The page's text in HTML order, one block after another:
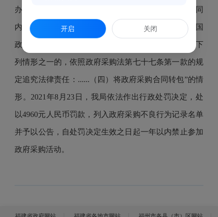
办、攀登公司签订的合同除合同金额不同外，其他合同
内容均一致。该公司的上述行为属于《中华人民共和国
政府采购法实施条例》第七十二条规定：“供应商有下
列情形之一的，依照政府采购法第七十七条第一款的规
定追究法律责任：......（四）将政府采购合同转包”的情
形。2021年8月23日，我局依法作出行政处罚决定，处
以4960元人民币罚款，列入政府采购不良行为记录名单
并予以公告，自处罚决定生效之日起一年以内禁止参加
政府采购活动。
开启 关闭